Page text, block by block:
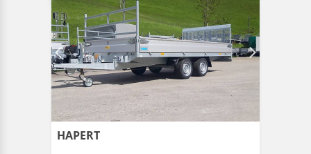
HAPERT